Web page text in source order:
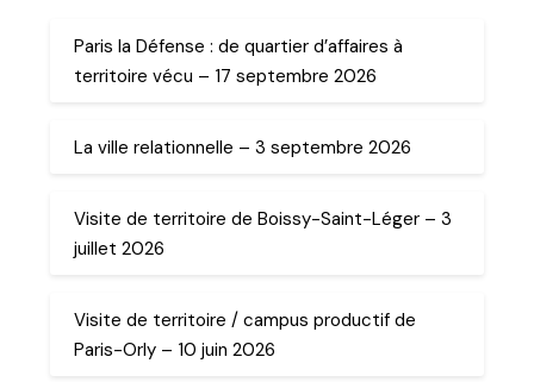
Paris la Défense : de quartier d’affaires à
territoire vécu – 17 septembre 2026
La ville relationnelle – 3 septembre 2026
Visite de territoire de Boissy-Saint-Léger – 3
juillet 2026
Visite de territoire / campus productif de
Paris-Orly – 10 juin 2026